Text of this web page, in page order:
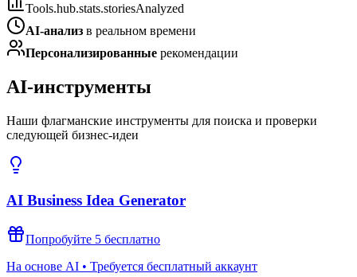
Tools.hub.stats.storiesAnalyzed
AI-анализ в реальном времени
Персонализированные рекомендации
AI-инструменты
Наши флагманские инструменты для поиска и проверки
следующей бизнес-идеи
AI Business Idea Generator
Попробуйте 5 бесплатно
На основе AI • Требуется бесплатный аккаунт